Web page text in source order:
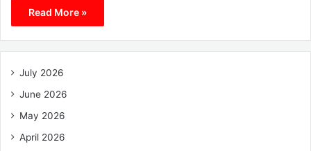
Read More »
July 2026
June 2026
May 2026
April 2026